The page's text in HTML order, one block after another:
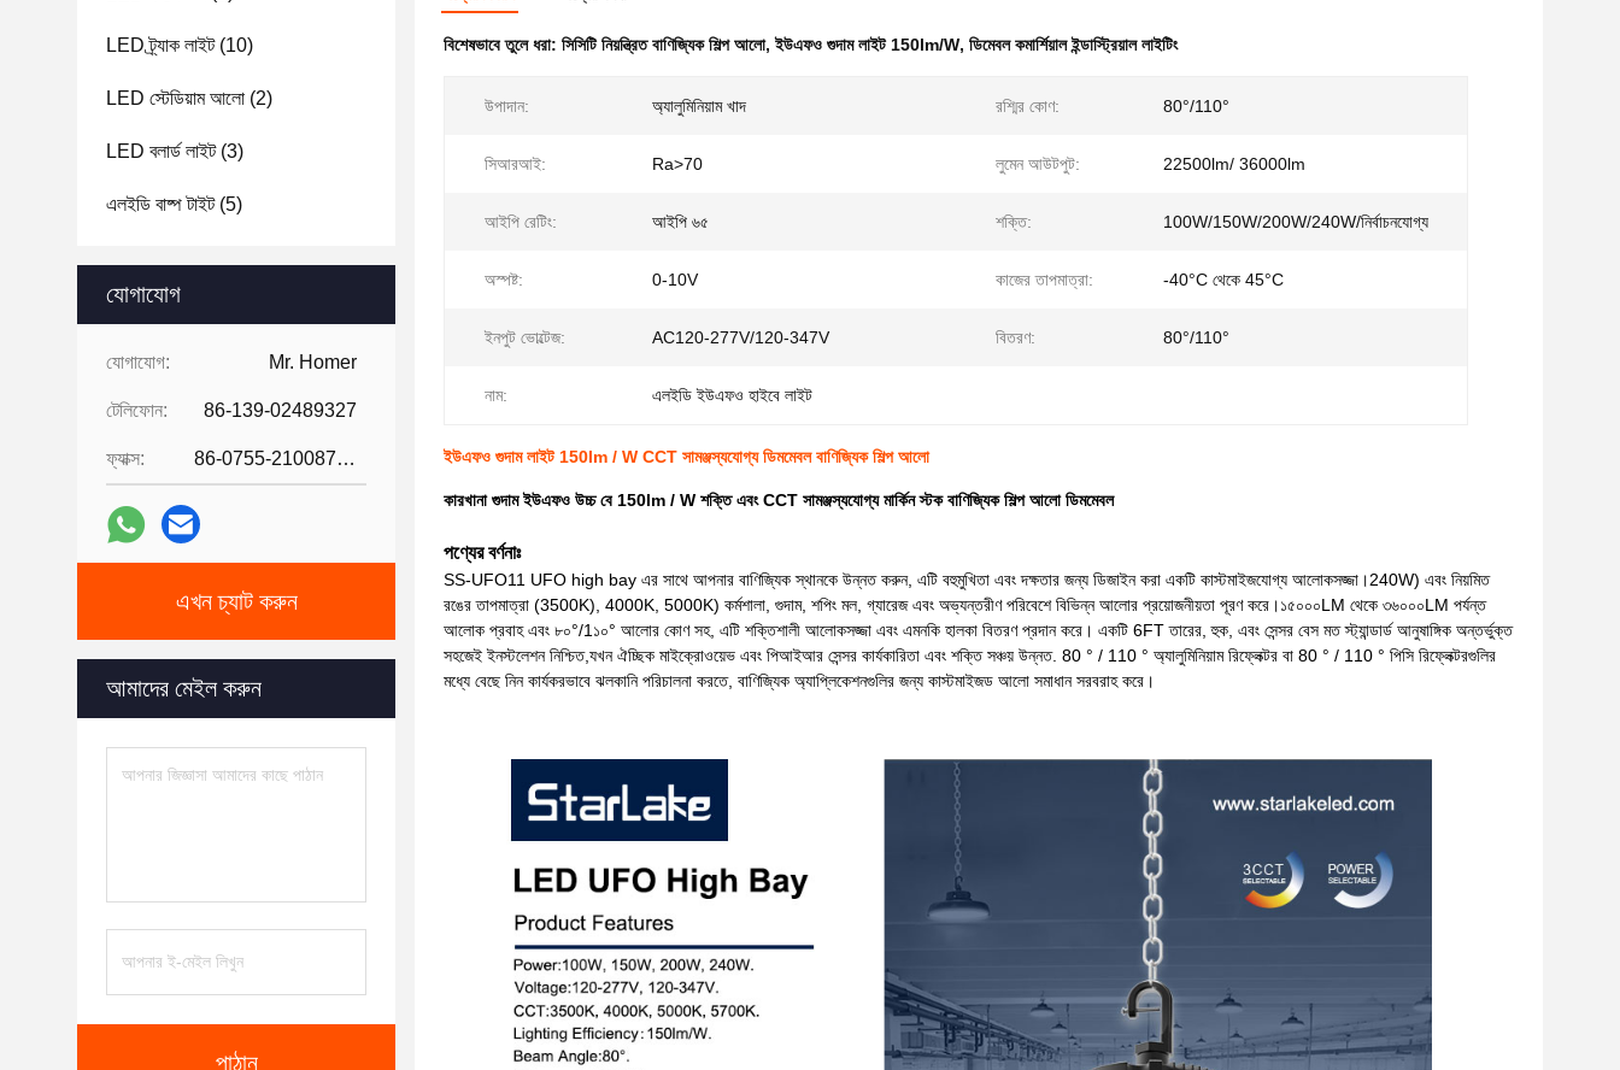
LED ট্র্যাক লাইট(10)
LED স্টেডিয়াম আলো (2)
LED বলার্ড লাইট(3)
এলইডি বাষ্প টাইট(5)
যোগাযোগ
যোগাযোগ: Mr. Homer
টেলিফোন: 86-139-02489327
ফ্যাক্স: 86-0755-21008727
এখন চ্যাট করুন
আমাদের মেইল করুন
পাঠান
বিশেষভাবে তুলে ধরা: সিসিটি নিয়ন্ত্রিত বাণিজ্যিক শিল্প আলো,ইউএফও গুদাম লাইট 150lm/W, ডিমেবল কমার্শিয়াল ইন্ডাস্ট্রিয়াল লাইটিং
উপাদান: অ্যালুমিনিয়াম খাদ রশ্মির কোণ: 80°/110°
সিআরআই: Ra>70 লুমেন আউটপুট: 22500lm/ 36000lm
আইপি রেটিং: আইপি ৬৫ শক্তি: 100W/150W/200W/240W/নির্বাচনযোগ্য
অস্পষ্ট: 0-10V কাজের তাপমাত্রা: -40°C থেকে 45°C
ইনপুট ভোল্টেজ: AC120-277V/120-347V বিতরণ: 80°/110°
নাম: এলইডি ইউএফও হাইবে লাইট
ইউএফও গুদাম লাইট 150lm / W CCT সামঞ্জস্যযোগ্য ডিমমেবল বাণিজ্যিক শিল্প আলো
কারখানা গুদাম ইউএফও উচ্চ বে 150lm / W শক্তি এবং CCT সামঞ্জস্যযোগ্য মার্কিন স্টক বাণিজ্যিক শিল্প আলো ডিমমেবল
পণ্যের বর্ণনাঃ
SS-UFO11 UFO high bay এর সাথে আপনার বাণিজ্যিক স্থানকে উন্নত করুন, এটি বহুমুখিতা এবং দক্ষতার জন্য ডিজাইন করা একটি কাস্টমাইজযোগ্য আলোকসজ্জা।240W) এবং নিয়মিত
রঙের তাপমাত্রা (3500K), 4000K, 5000K) কর্মশালা, গুদাম, শপিং মল, গ্যারেজ এবং অভ্যন্তরীণ পরিবেশে বিভিন্ন আলোর প্রয়োজনীয়তা পূরণ করে।১৫০০০LM থেকে ৩৬০০০LM পর্যন্ত
আলোক প্রবাহ এবং ৮০°/1১০° আলোর কোণ সহ, এটি শক্তিশালী আলোকসজ্জা এবং এমনকি হালকা বিতরণ প্রদান করে। একটি 6FT তারের, হুক, এবং সেন্সর বেস মত স্ট্যান্ডার্ড আনুষাঙ্গিক অন্তর্ভুক্ত
সহজেই ইনস্টলেশন নিশ্চিত,যখন ঐচ্ছিক মাইক্রোওয়েভ এবং পিআইআর সেন্সর কার্যকারিতা এবং শক্তি সঞ্চয় উন্নত. 80 ° / 110 ° অ্যালুমিনিয়াম রিফ্লেক্টর বা 80 ° / 110 ° পিসি রিফ্লেক্টরগুলির
মধ্যে বেছে নিন কার্যকরভাবে ঝলকানি পরিচালনা করতে, বাণিজ্যিক অ্যাপ্লিকেশনগুলির জন্য কাস্টমাইজড আলো সমাধান সরবরাহ করে।